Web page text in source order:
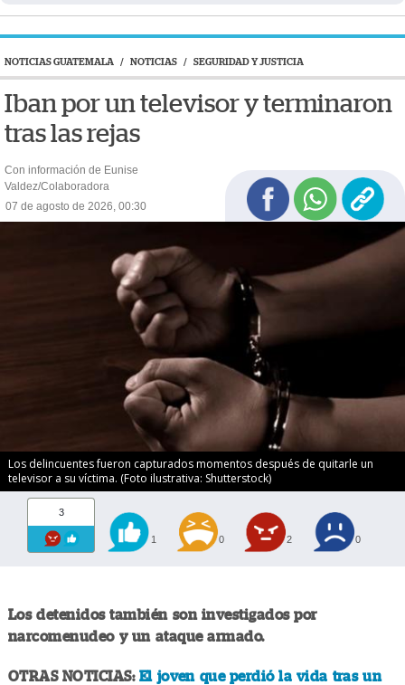
NOTICIAS GUATEMALA / NOTICIAS / SEGURIDAD Y JUSTICIA
Iban por un televisor y terminaron
tras las rejas
Con información de Eunise
Valdez/Colaboradora
07 de agosto de 2026, 00:30
Los delincuentes fueron capturados momentos después de quitarle un
televisor a su víctima. (Foto ilustrativa: Shutterstock)
3
1 0 2 0
Los detenidos también son investigados por
narcomenudeo y un ataque armado.
OTRAS NOTICIAS: El joven que perdió la vida tras un